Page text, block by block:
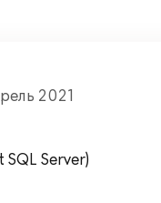
2021
Server)